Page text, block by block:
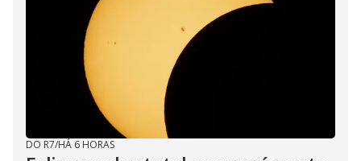
DO R7/HÁ 6 HORAS